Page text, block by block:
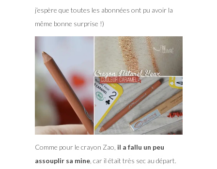
j’espère que toutes les abonnées ont pu avoir la
même bonne surprise !)
Comme pour le crayon Zao, il a fallu un peu
assouplir sa mine, car il était très sec au départ.